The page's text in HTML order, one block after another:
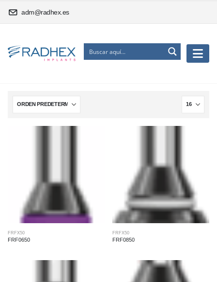
adm@radhex.es
FRFX50
FRF0650
FRFX50
FRF0850